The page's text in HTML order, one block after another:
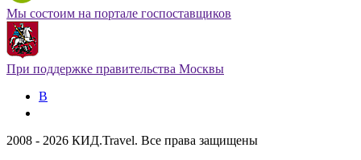
Мы состоим на портале госпоставщиков
При поддержке правительства Москвы
В
2008 - 2026 КИД.Travel. Все права защищены